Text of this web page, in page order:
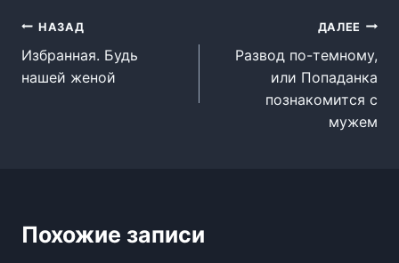
Навигация
по
НАЗАД
Избранная. Будь
нашей женой
ДАЛЕЕ
Развод по-темному,
или Попаданка
познакомится с
мужем
Похожие записи